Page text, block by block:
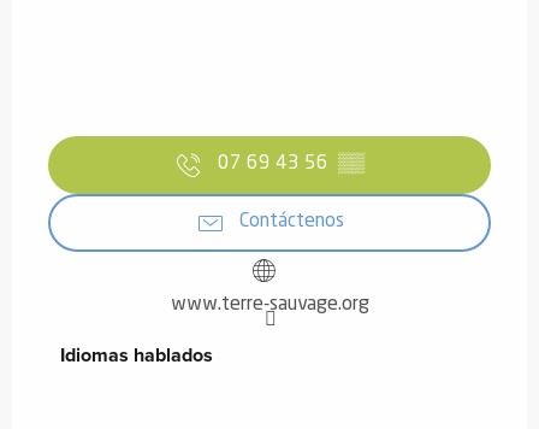
07 69 43 56 ▒▒
Contáctenos
www.terre-sauvage.org
Idiomas hablados
Idiomas hablados